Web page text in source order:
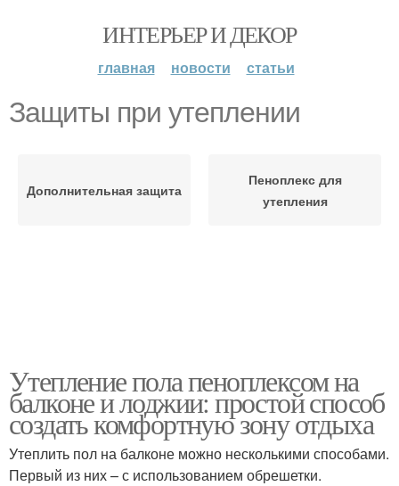
ИНТЕРЬЕР И ДЕКОР
главная новости статьи
Защиты при утеплении
Дополнительная защита
Пеноплекс для
утепления
Утепление пола пеноплексом на
балконе и лоджии: простой способ
создать комфортную зону отдыха
Утеплить пол на балконе можно несколькими способами.
Первый из них – с использованием обрешетки.